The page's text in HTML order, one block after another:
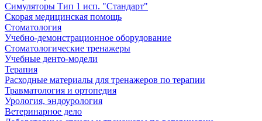
Симуляторы Тип 1 исп. "Стандарт"
Скорая медицинская помощь
Стоматология
Учебно-демонстрационное оборудование
Стоматологические тренажеры
Учебные денто-модели
Терапия
Расходные материалы для тренажеров по терапии
Травматология и ортопедия
Урология, эндоурология
Ветеринарное дело